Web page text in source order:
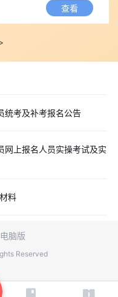
考费用为60元，实操补考
鉴定考试要求，职业技能
和两科均不及格或补考仍
查看
统考及补考报名公告
网上报名人员实操考试及实
料
电脑版
Reserved